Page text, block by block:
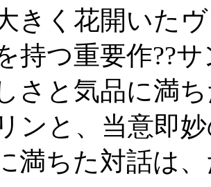
きく花開いた
持つ重要作??
さと気品に満
ンと、当意即
満ちた対話は